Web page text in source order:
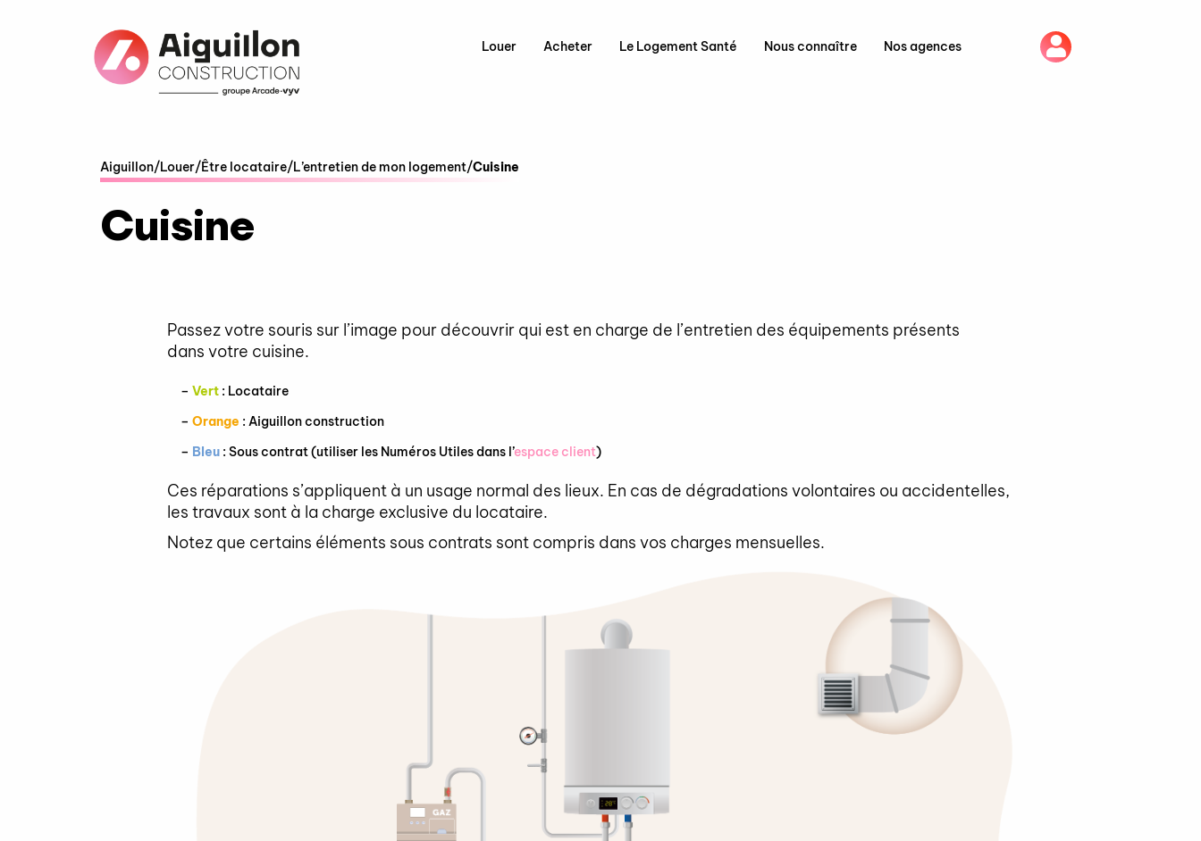
Louer Acheter Le Logement Santé Nous connaître Nos agences
Aiguillon/Louer/Être locataire/L’entretien de mon logement/Cuisine
Cuisine
Passez votre souris sur l’image pour découvrir qui est en charge de l’entretien des équipements présents
dans votre cuisine.
– Vert : Locataire
– Orange : Aiguillon construction
– Bleu : Sous contrat (utiliser les Numéros Utiles dans l’espace client)
Ces réparations s’appliquent à un usage normal des lieux. En cas de dégradations volontaires ou accidentelles,
les travaux sont à la charge exclusive du locataire.
Notez que certains éléments sous contrats sont compris dans vos charges mensuelles.
Fenêtre